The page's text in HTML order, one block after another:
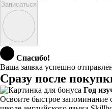
Записаться
Спасибо!
Ваша заявка успешно
Сразу после
Год
Освоите быстрое запоминание